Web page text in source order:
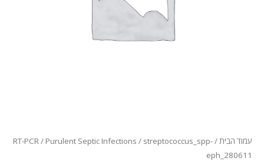
עמוד הבית/
RT-PCR/ Purulent Septic Infections / streptococcus_spp-
eph_280611